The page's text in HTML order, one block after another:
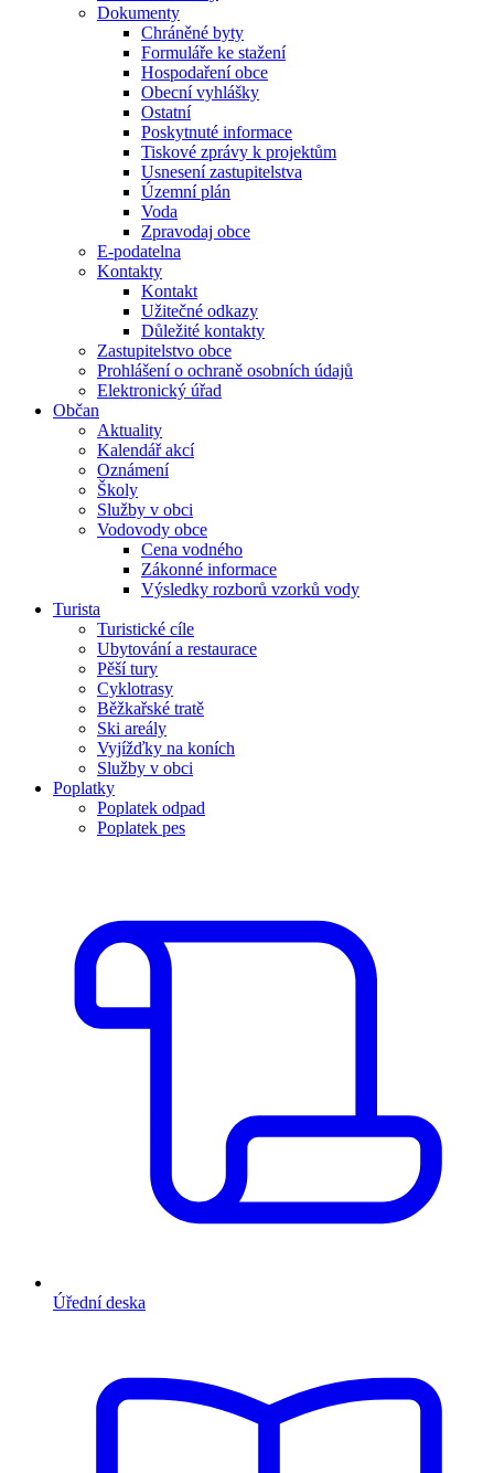
Dokumenty
Chráněné byty
Formuláře ke stažení
Hospodaření obce
Obecní vyhlášky
Ostatní
Poskytnuté informace
Tiskové zprávy k projektům
Usnesení zastupitelstva
Územní plán
Voda
Zpravodaj obce
E-podatelna
Kontakty
Kontakt
Užitečné odkazy
Důležité kontakty
Zastupitelstvo obce
Prohlášení o ochraně osobních údajů
Elektronický úřad
Občan
Aktuality
Kalendář akcí
Oznámení
Školy
Služby v obci
Vodovody obce
Cena vodného
Zákonné informace
Výsledky rozborů vzorků vody
Turista
Turistické cíle
Ubytování a restaurace
Pěší tury
Cyklotrasy
Běžkařské tratě
Ski areály
Vyjížďky na koních
Služby v obci
Poplatky
Poplatek odpad
Poplatek pes
Úřední deska